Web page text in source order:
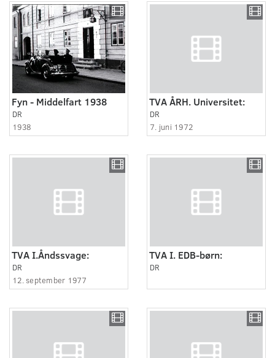
Fyn - Middelfart 1938
DR
1938
TVA ÅRH. Universitet:
DR
7. juni 1972
TVA I.Åndssvage:
DR
12. september 1977
TVA I. EDB-børn:
DR